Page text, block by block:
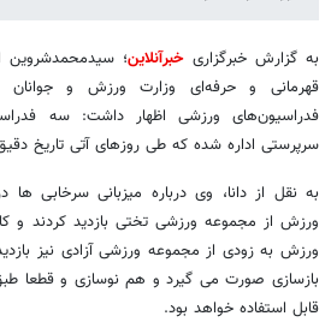
به گزارش خبرگزاریخبرآنلاین؛ سیدمحمدشروین
قهرمانی و حرفه‌ای وزارت ورزش و جوانان
فدراسیون‌های ورزشی اظهار داشت: سه
سرپرستی اداره شده که طی روزهای آتی تاریخ
به نقل از دانا، وی درباره میزبانی سرخابی ها
ورزش از مجموعه ورزشی تختی بازدید کردند و
ورزش به زودی از مجموعه ورزشی آزادی نیز
بازسازی صورت می گیرد و هم نوسازی و قطعا
قابل استفاده خواهد بود.